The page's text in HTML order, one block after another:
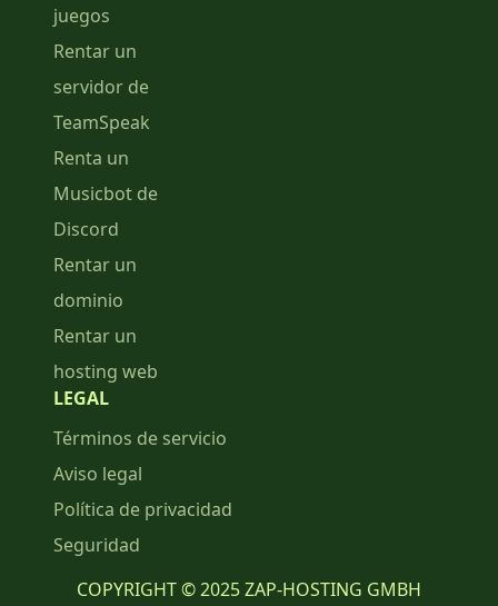
juegos
Rentar un
servidor de
TeamSpeak
Renta un
Musicbot de
Discord
Rentar un
dominio
Rentar un
hosting web
LEGAL
Términos de servicio
Aviso legal
Política de privacidad
Seguridad
COPYRIGHT © 2025 ZAP-HOSTING GMBH